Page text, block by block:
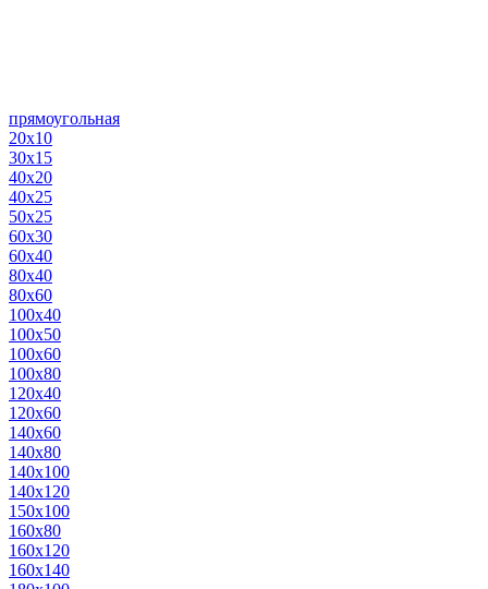
прямоугольная
20х10
30х15
40х20
40х25
50х25
60х30
60х40
80х40
80х60
100х40
100х50
100х60
100х80
120х40
120х60
140х60
140х80
140х100
140х120
150х100
160х80
160х120
160х140